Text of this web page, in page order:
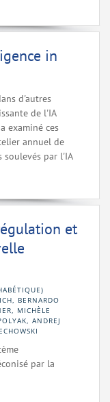
in
d'autres
de l'IA
examiné ces
annuel de
par l'IA
et
BERNARDO
MICHÈLE
ANDREJ
par la